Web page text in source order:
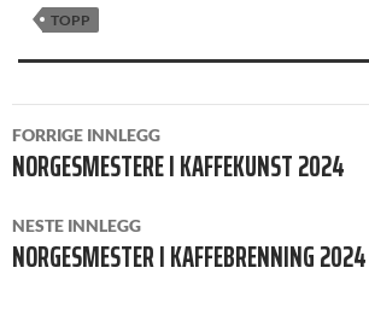
TOPP
INNLEGGSNAVIGASJON
FORRIGE INNLEGG
NORGESMESTERE I KAFFEKUNST 2024
NESTE INNLEGG
NORGESMESTER I KAFFEBRENNING 2024